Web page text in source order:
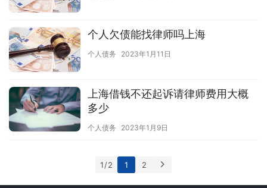
个人欠债能找律师吗上海
个人债务 2023年1月11日
上海借钱不还起诉请律师费用大概
多少
个人债务 2023年1月9日
1 / 2 1 2